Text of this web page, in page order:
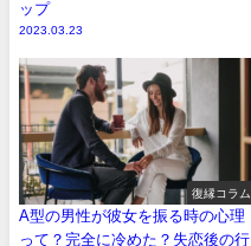
ップ
2023.03.23
復縁コラム
A型の男性が彼女を振る時の心理
って？完全に冷めた？失恋後の行